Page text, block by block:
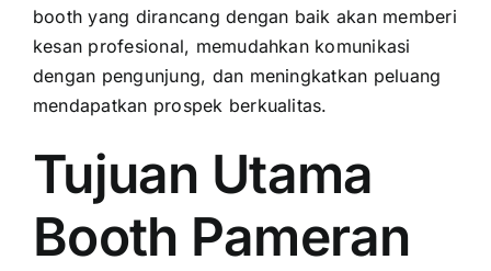
booth yang dirancang dengan baik akan memberi
kesan profesional, memudahkan komunikasi
dengan pengunjung, dan meningkatkan peluang
mendapatkan prospek berkualitas.
Tujuan Utama
Booth Pameran